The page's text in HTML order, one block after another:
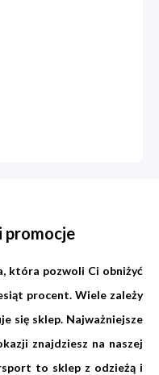
promocje
która pozwoli Ci obniżyć
procent. Wiele zależy
się sklep. Najważniejsze
znajdziesz na naszej
to sklep z odzieżą i